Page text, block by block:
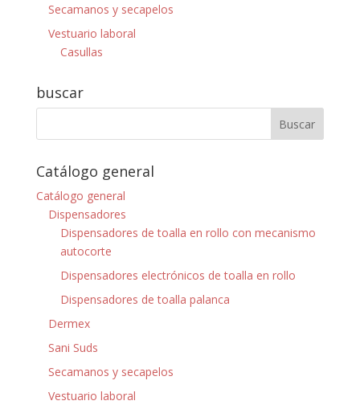
Secamanos y secapelos
Vestuario laboral
Casullas
buscar
Catálogo general
Catálogo general
Dispensadores
Dispensadores de toalla en rollo con mecanismo
autocorte
Dispensadores electrónicos de toalla en rollo
Dispensadores de toalla palanca
Dermex
Sani Suds
Secamanos y secapelos
Vestuario laboral